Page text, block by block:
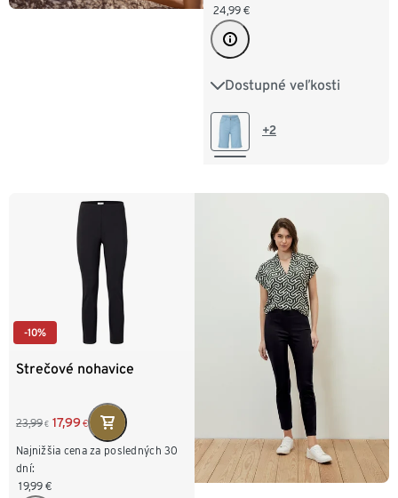
24,99 €
Dostupné veľkosti
36 38 40 42
44 46
+2
-10%
Strečové nohavice
23,99 € 17,99 €
Najnižšia cena za posledných 30
dní:
19,99 €